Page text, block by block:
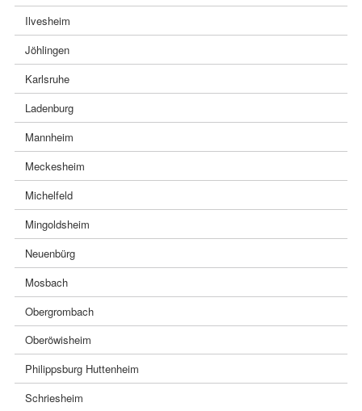
Ilvesheim
Jöhlingen
Karlsruhe
Ladenburg
Mannheim
Meckesheim
Michelfeld
Mingoldsheim
Neuenbürg
Mosbach
Obergrombach
Oberöwisheim
Philippsburg Huttenheim
Schriesheim